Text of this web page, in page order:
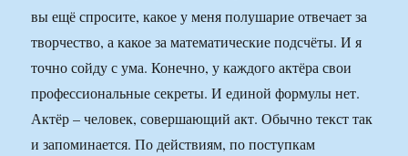
вы ещё спросите, какое у меня полушарие отвечает за
творчество, а какое за математические подсчёты. И я
точно сойду с ума. Конечно, у каждого актёра свои
профессиональные секреты. И единой формулы нет.
Актёр – человек, совершающий акт. Обычно текст так
и запоминается. По действиям, по поступкам